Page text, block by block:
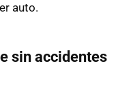
auto.
sin accidentes